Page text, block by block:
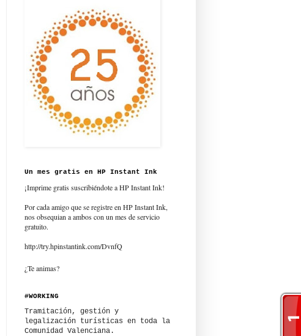
Un mes gratis en HP Instant Ink
¡Imprime gratis suscribiéndote a HP Instant Ink!
Por cada amigo que se registre en HP Instant Ink,
nos obsequian a ambos con un mes de servicio
gratuito.
http://try.hpinstantink.com/DvnfQ
¿Te animas?
#WORKING
Tramitación, gestión y
legalización turísticas en toda la
Comunidad Valenciana.